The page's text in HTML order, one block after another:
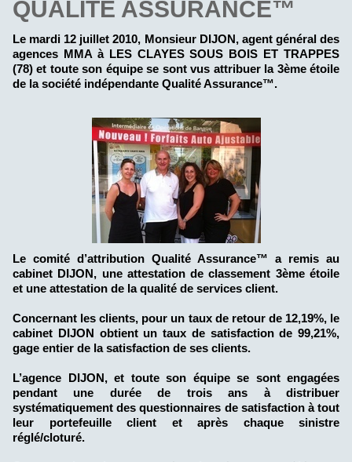
QUALITE ASSURANCE™
Le mardi 12 juillet 2010, Monsieur DIJON, agent général des
agences MMA à LES CLAYES SOUS BOIS ET TRAPPES
(78) et toute son équipe se sont vus attribuer la 3ème étoile
de la société indépendante Qualité Assurance™.
Le comité d’attribution Qualité Assurance™ a remis au
cabinet DIJON, une attestation de classement 3ème étoile
et une attestation de la qualité de services client.
Concernant les clients, pour un taux de retour de 12,19%, le
cabinet DIJON obtient un taux de satisfaction de 99,21%,
gage entier de la satisfaction de ses clients.
L’agence DIJON, et toute son équipe se sont engagées
pendant une durée de trois ans à distribuer
systématiquement des questionnaires de satisfaction à tout
leur portefeuille client et après chaque sinistre
réglé/cloturé.